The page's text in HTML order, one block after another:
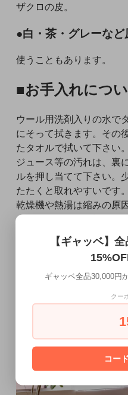
ザクロの皮。
●白・茶・グレーなど
使うこともあります。
■お手入れにつ
ウール用洗剤入りの水で
にそって拭きます。その
たタオルで拭いて下さい。
ジュース等の汚れは、裏
ルを押し当てて下さい。
たたくと取れやすいです。
乾燥機や熱湯は縮みの原
ません。よく掃除機をか
座います。
※お使いのモニターなど
※イメージ違いでの返品
※実店舗でも販売中のた
【ギャッベ】
ギャッベ全品30,000円
クー
コー